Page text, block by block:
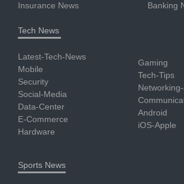
Insurance News
Banking
Tech News
Latest-Tech-News
Mobile
Security
Social-Media
Data-Center
E-Commerce
Hardware
Gaming
Tech-Tips
Android
iOS-Apple
Sports News